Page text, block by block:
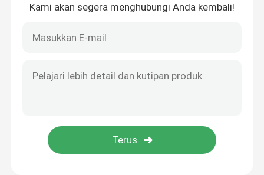
Kit Persalinan Bayi
Kami akan segera menghubungi Anda kembali!